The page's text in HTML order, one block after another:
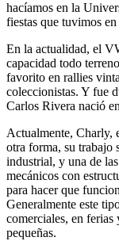
hacíamos en la
fiestas que tuvimos
En la actualidad, el
capacidad todo
favorito en rallies
coleccionistas. Y fue
Carlos Rivera nació
Actualmente, Charly,
otra forma, su trabajo
industrial, y una de
mecánicos con
para hacer que
Generalmente este
comerciales, en ferias
pequeñas.